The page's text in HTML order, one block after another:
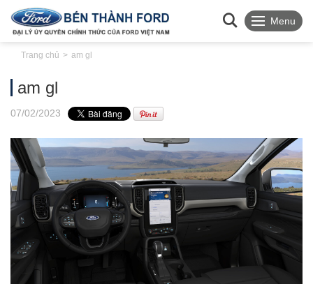
Menu
Trang chủ am gl
am gl
07/02/2023